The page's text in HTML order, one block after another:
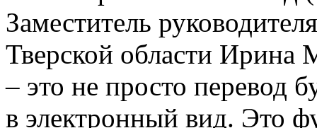
Заместитель
Тверской области Ирина
– это не просто перевод
в электронный вид. Это